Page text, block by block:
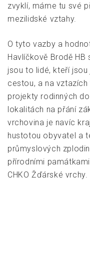
zvyklí, máme tu své
mezilidské vztahy.
O tyto vazby a
Havlíčkově Brodě HB
jsou to lidé, kteří
cestou, a na
projekty rodinných
lokalitách na přání
vrchovina je navíc
hustotou obyvatel a
průmyslových
přírodními
CHKO Žďárské vrchy.